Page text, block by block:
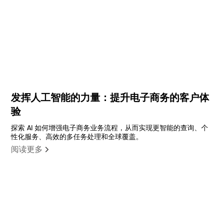
发挥人工智能的力量：提升电子商务的客户体
验
探索 AI 如何增强电子商务业务流程，从而实现更智能的查询、个
性化服务、高效的多任务处理和全球覆盖。
阅读更多